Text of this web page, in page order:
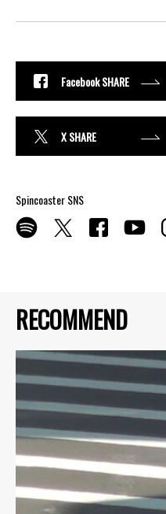
RECOMMEND
Facebook SHARE
X SHARE
Spincoaster SNS